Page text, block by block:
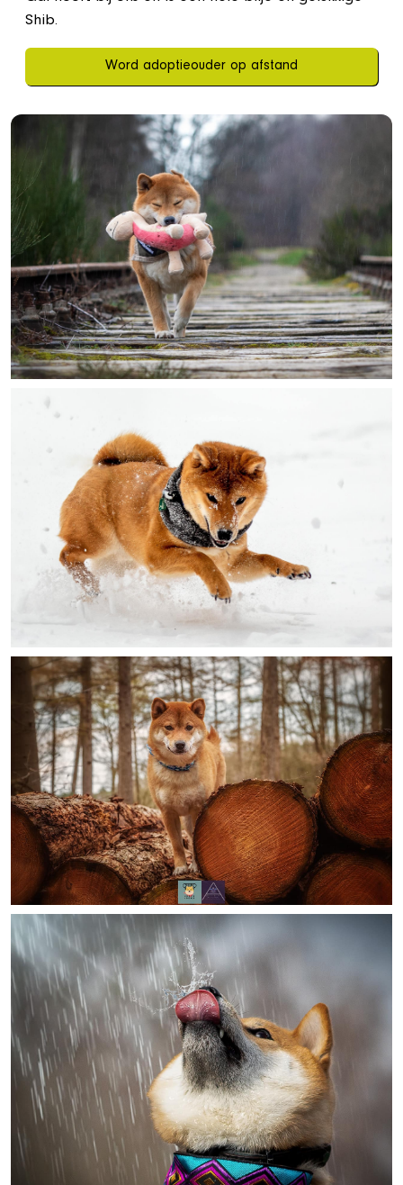
Shib.
Word adoptieouder op afstand